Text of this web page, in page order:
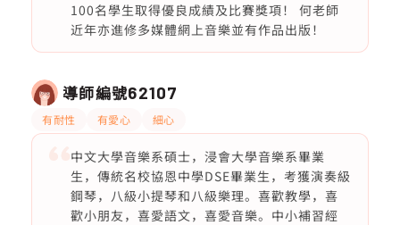
100名學生取得優良成績及比賽獎項！ 何老師
近年亦進修多媒體網上音樂並有作品出版！
導師編號62107
有耐性 有愛心 細心
中文大學音樂系碩士，浸會大學音樂系畢業
生，傳統名校協恩中學DSE畢業生，考獲演奏級
鋼琴，八級小提琴和八級樂理。喜歡教學，喜
歡小朋友，喜愛語文，喜愛音樂。中小補習經